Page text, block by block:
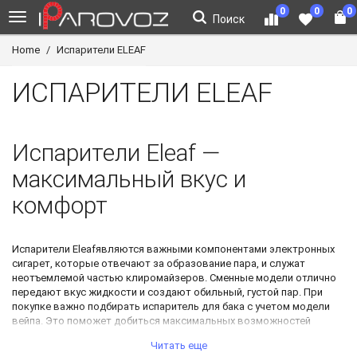
Поиск
0 0 0
Home Испарители ELEAF
ИСПАРИТЕЛИ ELEAF
Испарители Eleaf —
максимальный вкус и
комфорт
Испарители Eleafявляются важными компонентами электронных
сигарет, которые отвечают за образование пара, и служат
неотъемлемой частью клиромайзеров. Сменные модели отлично
передают вкус жидкости и создают обильный, густой пар. При
покупке важно подбирать испаритель для бака с учетом модели
вейпа. Это поможет добиться максимальных возможностей
Читать еще